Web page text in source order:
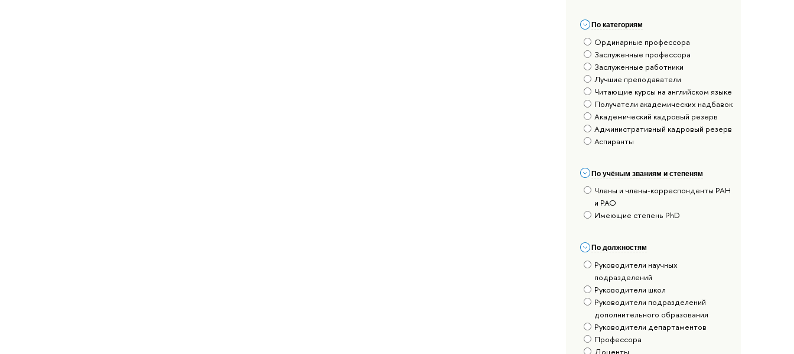
По категориям
Ординарные профессора
Заслуженные профессора
Заслуженные работники
Лучшие преподаватели
Читающие курсы на английском языке
Получатели академических надбавок
Академический кадровый резерв
Административный кадровый резерв
Аспиранты
По учёным званиям и степеням
Члены и члены-корреспонденты РАН
и РАО
Имеющие степень PhD
По должностям
Руководители научных
подразделений
Руководители школ
Руководители подразделений
дополнительного образования
Руководители департаментов
Профессора
Доценты